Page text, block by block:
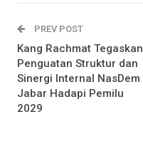
PREV POST
Kang Rachmat Tegaskan
Penguatan Struktur dan
Sinergi Internal NasDem
Jabar Hadapi Pemilu
2029